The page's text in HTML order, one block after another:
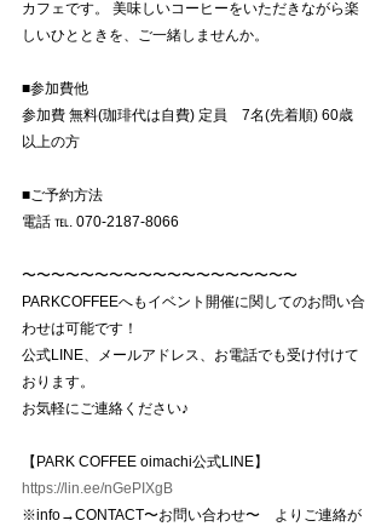
カフェです。 美味しいコーヒーをいただきながら楽
しいひとときを、ご一緒しませんか。
■参加費他
参加費 無料(珈琲代は自費) 定員　7名(先着順) 60歳
以上の方
■ご予約方法
電話 ℡. 070-2187-8066
〜〜〜〜〜〜〜〜〜〜〜〜〜〜〜〜〜〜〜
PARKCOFFEEへもイベント開催に関してのお問い合
わせは可能です！
公式LINE、メールアドレス、お電話でも受け付けて
おります。
お気軽にご連絡ください♪
【PARK COFFEE oimachi公式LINE】
https://lin.ee/nGePIXgB
※info→CONTACT〜お問い合わせ〜　よりご連絡が